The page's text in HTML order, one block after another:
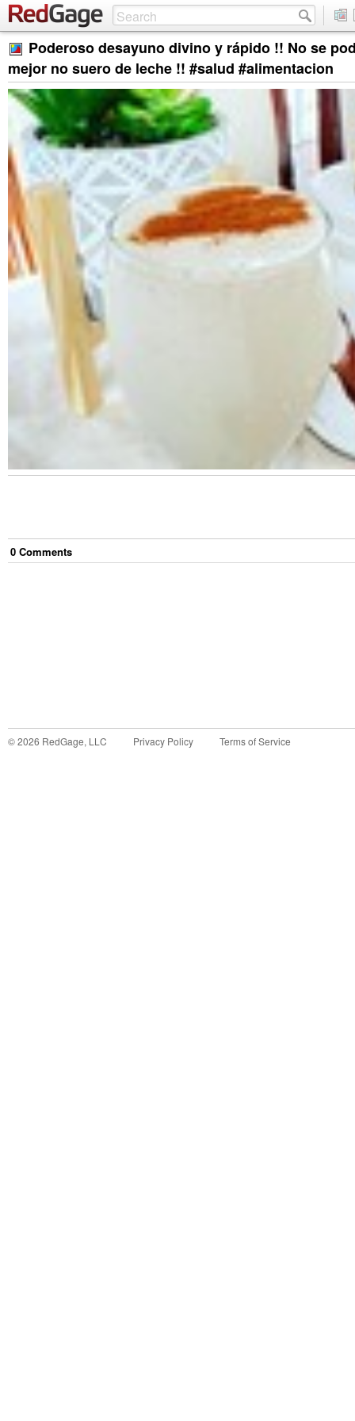
Poderoso desayuno divino y rápido !! No se
mejor no suero de leche !! #salud #alimentacion
0 Comments
©2026 RedGage, LLC Privacy Policy Terms of Service